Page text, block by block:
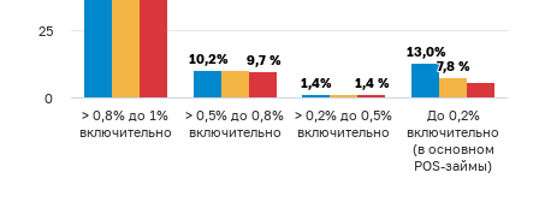
10,2%
10,2%
1,4%
1,4%
13,0%
13,0%
7,8 %
7,8 %
9,7 %
9,7 %
1,4 %
1,4 %
> 0,8% до 1%
включительно
> 0,5% до 0,8%
включительно
> 0,2% до 0,5%
включительно
До 0,2%
включительно
(в основном
POS-займы)
0
25